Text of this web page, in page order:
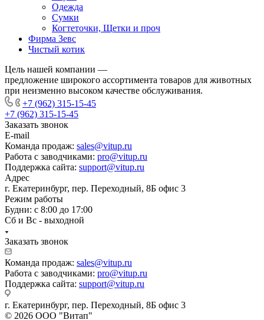
Одежда
Сумки
Когтеточки, Щетки и проч
Фирма Зевс
Чистый котик
Цель нашей компании —
предложение широкого ассортимента товаров для животных
при неизменно высоком качестве обслуживания.
+7 (962) 315-15-45
+7 (962) 315-15-45
Заказать звонок
E-mail
Команда продаж: sales@vitup.ru
Работа с заводчиками: pro@vitup.ru
Поддержка сайта: support@vitup.ru
Адрес
г. Екатеринбург, пер. Переходный, 8Б офис 3
Режим работы
Будни: с 8:00 до 17:00
Сб и Вс - выходной
Заказать звонок
Команда продаж: sales@vitup.ru
Работа с заводчиками: pro@vitup.ru
Поддержка сайта: support@vitup.ru
г. Екатеринбург, пер. Переходный, 8Б офис 3
© 2026 ООО "Витап"